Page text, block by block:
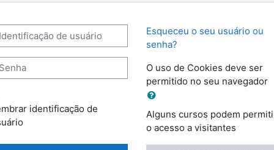
de usuário
identificação de
Esqueceu o seu usuário ou
senha?
O uso de Cookies deve ser
permitido no seu navegador
Alguns cursos podem
o acesso a visitantes